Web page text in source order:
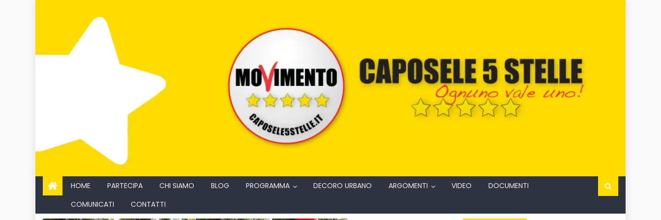
HOME PARTECIPA CHI SIAMO BLOG PROGRAMMA DECORO URBANO ARGOMENTI VIDEO
DOCUMENTI
COMUNICATI
CONTATTI